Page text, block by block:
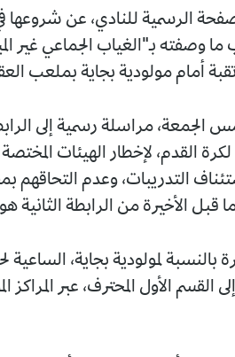
الرسمية للنادي، عن شروعها
وصفته بـ"الغياب الجماعي غير
أمام مولودية بجاية بملعب
الجمعة، مراسلة رسمية إلى
لكرة القدم، لإخطار الهيئات
التدريبات، وعدم التحاقهم
ما قبل الأخيرة من الرابطة
بالنسبة لمولودية بجاية، الساعية
الأول المحترف، عبر المراكز